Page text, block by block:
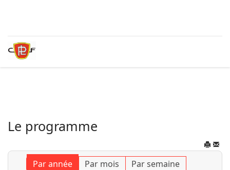
Le programme
Par année Par mois
Par semaine